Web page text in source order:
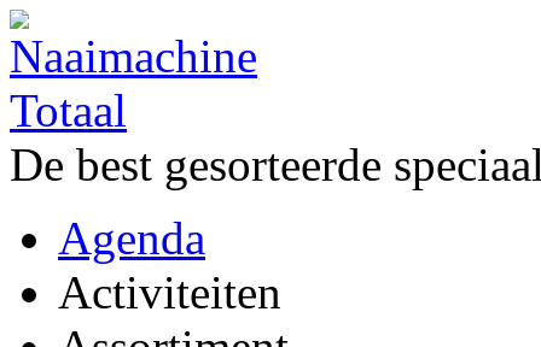
De best gesorteerde
Agenda
Activiteiten